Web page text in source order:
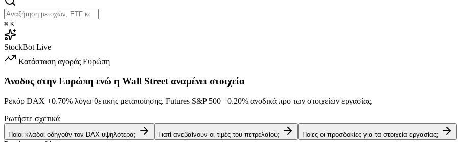
⌘ K
StockBot Live
Κατάσταση αγοράς Ευρώπη
Άνοδος στην Ευρώπη ενώ η Wall Street αναμένει στοιχεία
Ρεκόρ DAX +0.70% λόγω θετικής μεταποίησης. Futures S&P 500 +0.20% ανοδικά προ των στοιχείων εργασίας.
Ρωτήστε σχετικά
Ποιοι κλάδοι οδηγούν τον DAX υψηλότερα; Γιατί ανεβαίνουν οι τιμές του πετρελαίου; Ποιες οι προσδοκίες για τα στοιχεία εργασίας;